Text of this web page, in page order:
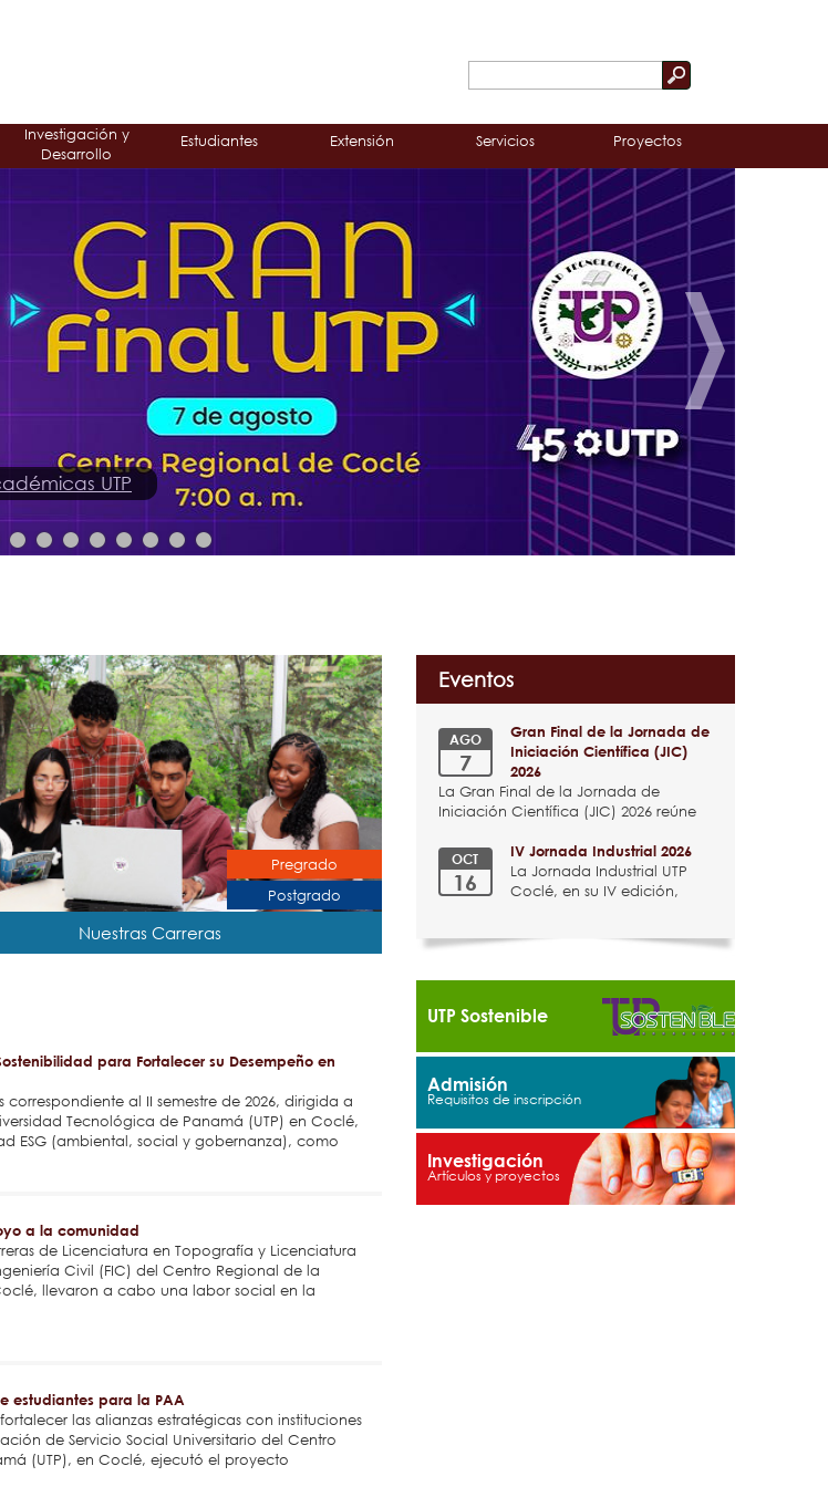
de
búsqueda
Investigación y
Desarrollo
Estudiantes Extensión Servicios Proyectos
UTP
Pregrado
Postgrado
Nuestras Carreras
para Fortalecer su Desempeño en
al II semestre de 2026, dirigida a
Tecnológica de Panamá (UTP) en Coclé,
ESG (ambiental, social y gobernanza), como
a la comunidad
de Licenciatura en Topografía y Licenciatura
Civil (FIC) del Centro Regional de la
llevaron a cabo una labor social en la
estudiantes para la PAA
las alianzas estratégicas con instituciones
de Servicio Social Universitario del Centro
(UTP), en Coclé, ejecutó el proyecto
Eventos
AGO
7
Gran Final de la Jornada de
Iniciación Científica (JIC)
2026
La Gran Final de la Jornada de
Iniciación Científica (JIC) 2026 reúne
desarrollados por estudiantes de la
Universidad Tecnológica de Panamá,
quienes presentarán sus propuestas en
desarrollo científico
OCT
16
IV Jornada Industrial 2026
La Jornada Industrial UTP
Coclé, en su IV edición,
Innovación Industrial”,
consolidándose como un
espacio académico
orientado al intercambio de
conocimientos, innovación
y desarrollo tecnológico
UTP Sostenible
Admisión
Investigación